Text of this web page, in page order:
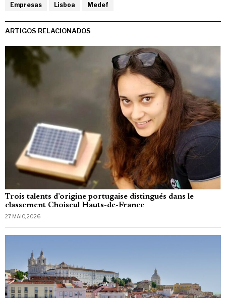
Empresas Lisboa Medef
ARTIGOS RELACIONADOS
Trois talents d’origine portugaise distingués dans le
classement Choiseul Hauts-de-France
27 MAIO, 2026